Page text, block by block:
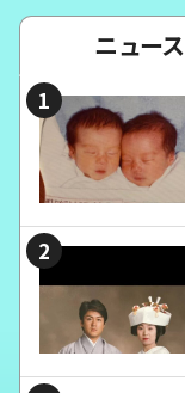
ニュース